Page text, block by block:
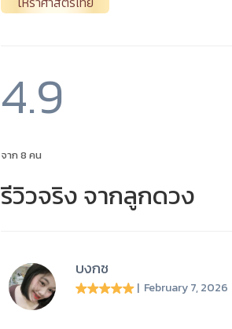
4.9
จาก 8 คน
รีวิวจริง จากลูกดวง
บงกช
| February 7, 2026